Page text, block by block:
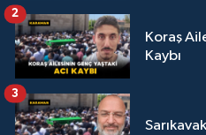
Koraş
Kaybı
2
3